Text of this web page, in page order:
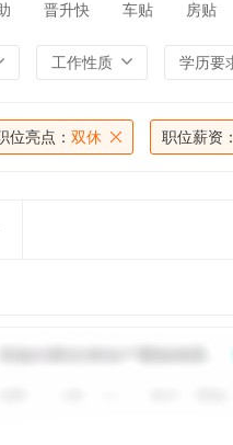
晋升快 车贴 房贴
工作性质 学历要
位亮点： 双休 职位薪资：